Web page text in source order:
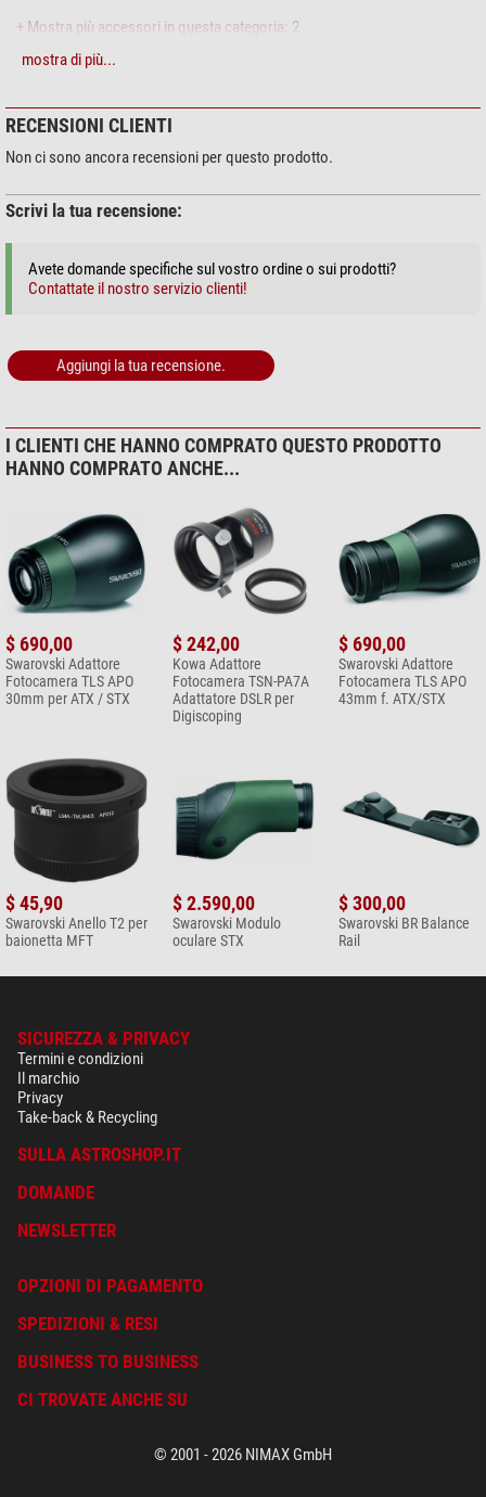
+ Mostra più accessori in questa categoria: 2
Cura & Pulizia > Liquidi e kit per pulizia (4)
$ 1,90*
Cura & Pulizia > Altro (2)
$ 6,90*
* Tutti i prezzi includono IVA e costi di spedizione.
mostra di più...
RECENSIONI CLIENTI
Non ci sono ancora recensioni per questo prodotto.
Scrivi la tua recensione:
Avete domande specifiche sul vostro ordine o sui prodotti?
Contattate il nostro servizio clienti!
Aggiungi la tua recensione.
I CLIENTI CHE HANNO COMPRATO QUESTO PRODOTTO
HANNO COMPRATO ANCHE...
$ 690,00
Swarovski Adattore
Fotocamera TLS APO
30mm per ATX / STX
$ 242,00
Kowa Adattore
Fotocamera TSN-PA7A
Adattatore DSLR per
Digiscoping
$ 690,00
Swarovski Adattore
Fotocamera TLS APO
43mm f. ATX/STX
$ 45,90
Swarovski Anello T2 per
baionetta MFT
$ 2.590,00
Swarovski Modulo
oculare STX
$ 300,00
Swarovski BR Balance
Rail
SICUREZZA & PRIVACY
Termini e condizioni
Il marchio
Privacy
Take-back & Recycling
SULLA ASTROSHOP.IT
DOMANDE
NEWSLETTER
OPZIONI DI PAGAMENTO
SPEDIZIONI & RESI
BUSINESS TO BUSINESS
CI TROVATE ANCHE SU
© 2001 - 2026 NIMAX GmbH